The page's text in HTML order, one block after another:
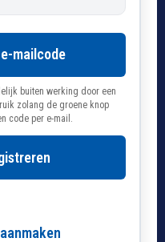
mailcode
buiten werking door een
zolang de groene knop
code per e-mail.